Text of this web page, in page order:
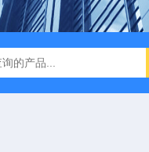
Mavic 3T大疆热红外相